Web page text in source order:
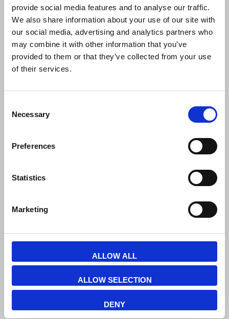
provide social media features and to analyse our traffic.
We also share information about your use of our site with
our social media, advertising and analytics partners who
may combine it with other information that you’ve
provided to them or that they’ve collected from your use
of their services.
Selection
Necessary
Preferences
Statistics
Marketing
ALLOW ALL
ALLOW SELECTION
DENY
Østbanegade 103, 2100 københavn Ø
Tlf. 39 18 19 17
info@displayshop.dk
CVR-nr: 15 77 42 82
Tilmeld dig vores nyhedsbrev og modtag eksklusive tilbud og nyheder i
Vi bruger MailChimp som vores markedsføringsplatform. Ved tilmelding